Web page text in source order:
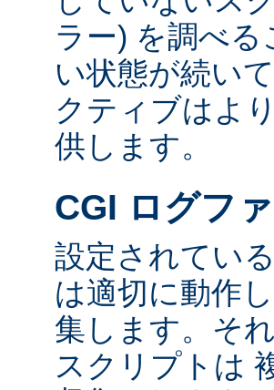
ラー) を調べ
い状態が続い
クティブはよ
供します。
CGI ログフ
設定されてい
は適切に動作
集します。そ
スクリプトは